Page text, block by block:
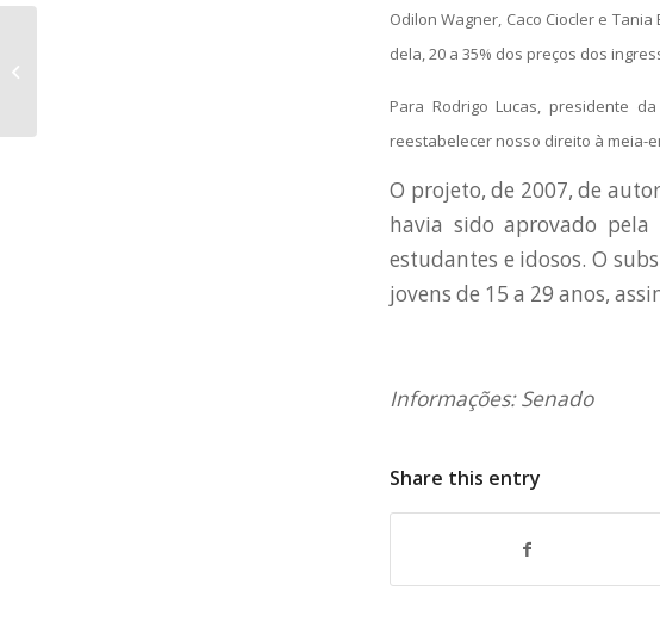
Odilon Wagner, Caco Ciocler e
dela, 20 a 35% dos preços dos
Para Rodrigo Lucas, presidente
reestabelecer nosso direito à meia-
O projeto, de 2007, de
havia sido aprovado
estudantes e idosos. O
jovens de 15 a 29 anos,
Informações: Senado
Share this entry